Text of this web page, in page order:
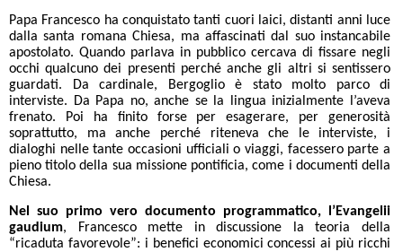
Papa Francesco ha conquistato tanti cuori laici, distanti anni luce
dalla santa romana Chiesa, ma affascinati dal suo instancabile
apostolato. Quando parlava in pubblico cercava di fissare negli
occhi qualcuno dei presenti perché anche gli altri si sentissero
guardati. Da cardinale, Bergoglio è stato molto parco di
interviste. Da Papa no, anche se la lingua inizialmente l’aveva
frenato. Poi ha finito forse per esagerare, per generosità
soprattutto, ma anche perché riteneva che le interviste, i
dialoghi nelle tante occasioni ufficiali o viaggi, facessero parte a
pieno titolo della sua missione pontificia, come i documenti della
Chiesa.
Nel suo primo vero documento programmatico, l’Evangelii
gaudium, Francesco mette in discussione la teoria della
“ricaduta favorevole”: i benefici economici concessi ai più ricchi